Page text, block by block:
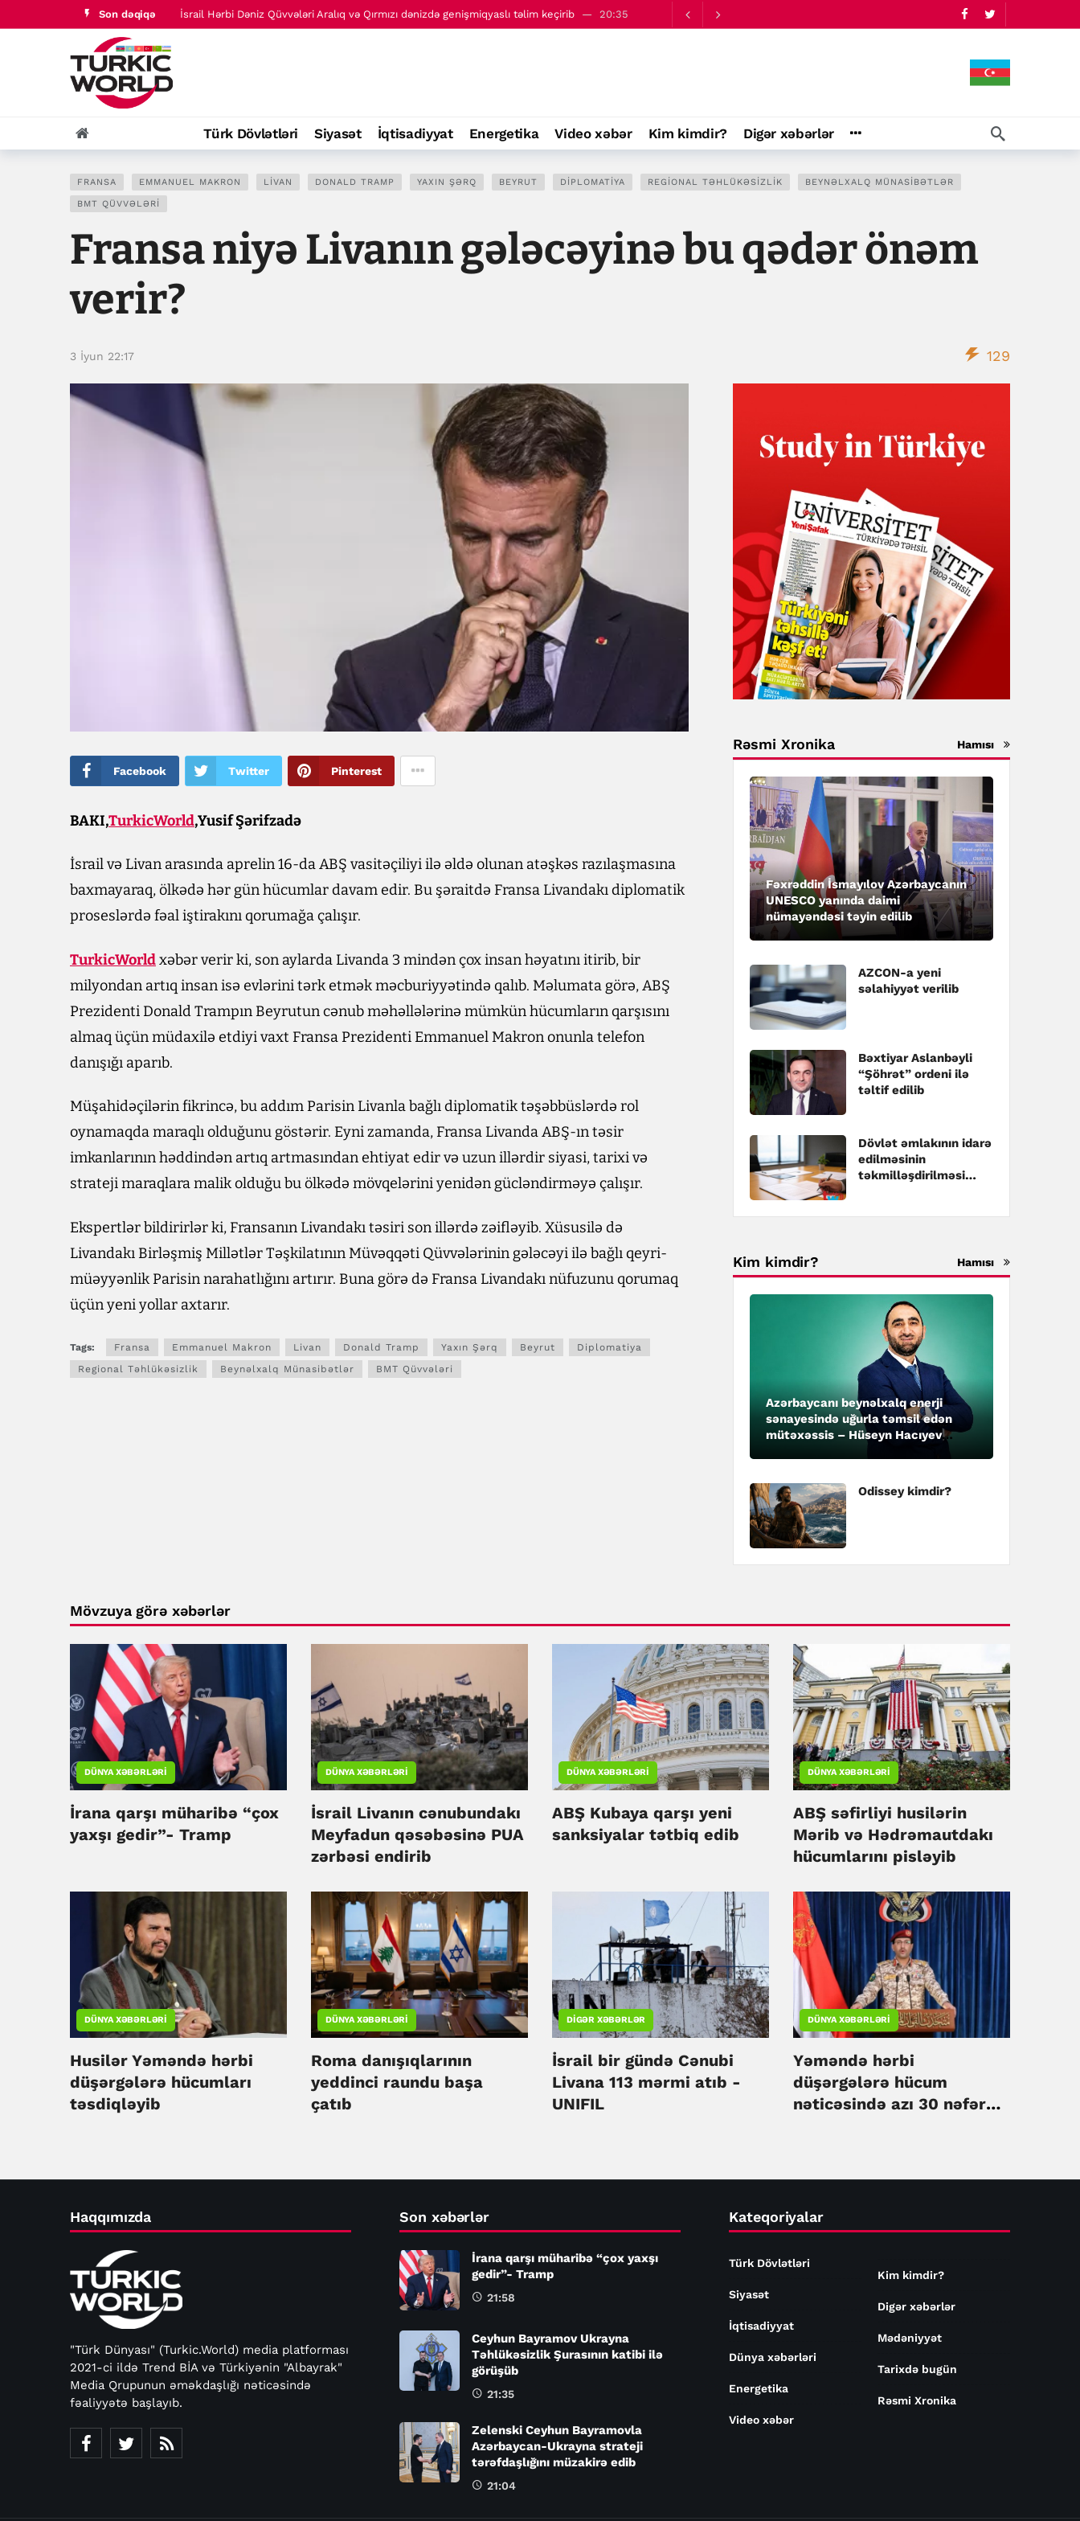
Son dəqiqə İsrail Hərbi Dəniz Qüvvələri Aralıq və Qırmızı dənizdə genişmiqyaslı təlim keçirib 20:35
Türk Dövlətləri Siyasət İqtisadiyyat Energetika Video xəbər Kim kimdir? Digər xəbərlər
FRANSA EMMANUEL MAKRON LIVAN DONALD TRAMP YAXIN ŞƏRQ BEYRUT DIPLOMATIYA REGIONAL TƏHLÜKƏSIZLIK BEYNƏLXALQ MÜNASIBƏTLƏR
BMT QÜVVƏLƏRI
Fransa niyə Livanın gələcəyinə bu qədər önəm
verir?
3 İyun 22:17 129
Facebook Twitter Pinterest
BAKI,TurkicWorld,Yusif Şərifzadə
İsrail və Livan arasında aprelin 16-da ABŞ vasitəçiliyi ilə əldə olunan atəşkəs razılaşmasına
baxmayaraq, ölkədə hər gün hücumlar davam edir. Bu şəraitdə Fransa Livandakı diplomatik
proseslərdə fəal iştirakını qorumağa çalışır.
TurkicWorldxəbər verir ki, son aylarda Livanda 3 mindən çox insan həyatını itirib, bir
milyondan artıq insan isə evlərini tərk etmək məcburiyyətində qalıb. Məlumata görə, ABŞ
Prezidenti Donald Trampın Beyrutun cənub məhəllələrinə mümkün hücumların qarşısını
almaq üçün müdaxilə etdiyi vaxt Fransa Prezidenti Emmanuel Makron onunla telefon
danışığı aparıb.
Müşahidəçilərin fikrincə, bu addım Parisin Livanla bağlı diplomatik təşəbbüslərdə rol
oynamaqda maraqlı olduğunu göstərir. Eyni zamanda, Fransa Livanda ABŞ-ın təsir
imkanlarının həddindən artıq artmasından ehtiyat edir və uzun illərdir siyasi, tarixi və
strateji maraqlara malik olduğu bu ölkədə mövqelərini yenidən gücləndirməyə çalışır.
Ekspertlər bildirirlər ki, Fransanın Livandakı təsiri son illərdə zəifləyib. Xüsusilə də
Livandakı Birləşmiş Millətlər Təşkilatının Müvəqqəti Qüvvələrinin gələcəyi ilə bağlı qeyri-
müəyyənlik Parisin narahatlığını artırır. Buna görə də Fransa Livandakı nüfuzunu qorumaq
üçün yeni yollar axtarır.
Tags: Fransa Emmanuel Makron Livan Donald Tramp Yaxın Şərq Beyrut
Diplomatiya
Regional Təhlükəsizlik
Beynəlxalq Münasibətlər BMT Qüvvələri
Rəsmi Xronika Hamısı
Fəxrəddin İsmayılov Azərbaycanın
UNESCO yanında daimi
nümayəndəsi təyin edilib
AZCON-a yeni
səlahiyyət verilib
Bəxtiyar Aslanbəyli
“Şöhrət” ordeni ilə
təltif edilib
Dövlət əmlakının idarə
edilməsinin
təkmilləşdirilməsi
Kim kimdir? Hamısı
Azərbaycanı beynəlxalq enerji
sənayesində uğurla təmsil edən
mütəxəssis – Hüseyn Hacıyev
Odissey kimdir?
Mövzuya görə xəbərlər
DÜNYA XƏBƏRLƏRI
İrana qarşı müharibə “çox
yaxşı gedir”- Tramp
DÜNYA XƏBƏRLƏRI
İsrail Livanın cənubundakı
Meyfadun qəsəbəsinə PUA
zərbəsi endirib
DÜNYA XƏBƏRLƏRI
ABŞ Kubaya qarşı yeni
sanksiyalar tətbiq edib
DÜNYA XƏBƏRLƏRI
ABŞ səfirliyi husilərin
Mərib və Hədrəmautdakı
hücumlarını pisləyib
DÜNYA XƏBƏRLƏRI
Husilər Yəməndə hərbi
düşərgələrə hücumları
təsdiqləyib
DÜNYA XƏBƏRLƏRI
Roma danışıqlarının
yeddinci raundu başa
çatıb
DIGƏR XƏBƏRLƏR
İsrail bir gündə Cənubi
Livana 113 mərmi atıb -
UNIFIL
DÜNYA XƏBƏRLƏRI
Yəməndə hərbi
düşərgələrə hücum
nəticəsində azı 30 nəfər
Haqqımızda
"Türk Dünyası" (Turkic.World) media platforması
2021-ci ildə Trend BİA və Türkiyənin "Albayrak"
Media Qrupunun əməkdaşlığı nəticəsində
fəaliyyətə başlayıb.
Son xəbərlər
İrana qarşı müharibə “çox yaxşı
gedir”- Tramp
21:58
Ceyhun Bayramov Ukrayna
Təhlükəsizlik Şurasının katibi ilə
görüşüb
21:35
Zelenski Ceyhun Bayramovla
Azərbaycan-Ukrayna strateji
tərəfdaşlığını müzakirə edib
21:04
Kateqoriyalar
Türk Dövlətləri
Siyasət
İqtisadiyyat
Dünya xəbərləri
Energetika
Video xəbər
Kim kimdir?
Digər xəbərlər
Mədəniyyət
Tarixdə bugün
Rəsmi Xronika